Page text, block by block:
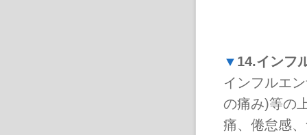
▼ 14.インフ
インフルエ
の痛み)等の
痛、倦怠感